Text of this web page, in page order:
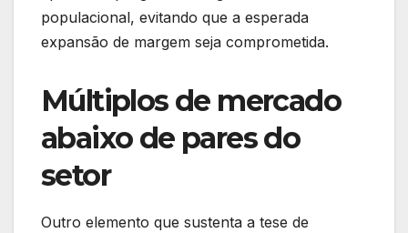
populacional, evitando que a esperada
expansão de margem seja comprometida.
Múltiplos de mercado
abaixo de pares do
setor
Outro elemento que sustenta a tese de